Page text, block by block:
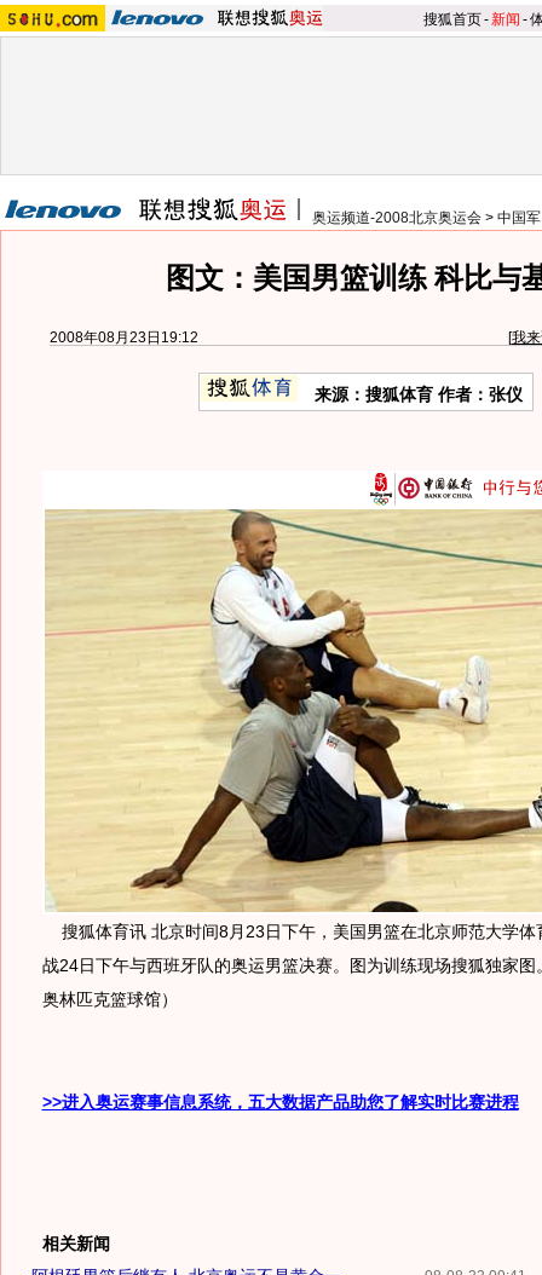
搜狐首页-新闻 -
奥运频道-2008北京奥运会 > 中国
图文：美国男篮训练 科比与
2008年08月23日19:12 [我
来源：搜狐体育 作者：张仪
搜狐体育讯 北京时间8月23日下午，美国男篮在北京师范大学体
战24日下午与西班牙队的奥运男篮决赛。图为训练现场搜狐独家
奥林匹克篮球馆）
>>进入奥运赛事信息系统，五大数据产品助您了解实时比赛进程
相关新闻